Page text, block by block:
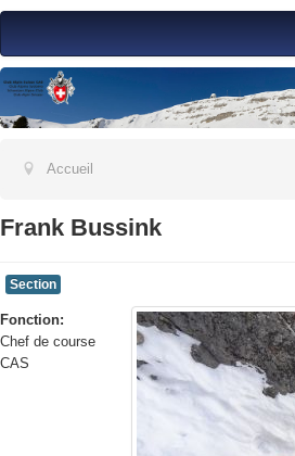
Accueil
Vie du club
Jeudistes
Aide
Accueil
Frank Bussink
Section
Fonction:
Chef de course
CAS